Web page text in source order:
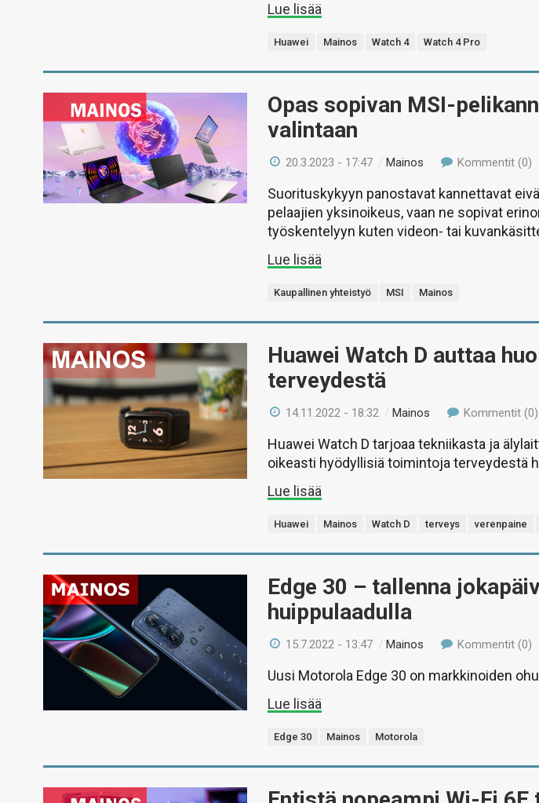
Lue lisää
Huawei Mainos Watch 4 Watch 4 Pro
Opas sopivan MSI-
valintaan
20.3.2023 - 17:47 /Mainos Kommentit (0)
Suorituskykyyn panostavat kannettavat
pelaajien yksinoikeus, vaan ne sopivat
työskentelyyn kuten videon- tai
Lue lisää
Kaupallinen yhteistyö MSI Mainos
Huawei Watch D auttaa
terveydestä
14.11.2022 - 18:32 /Mainos Kommentit (0)
Huawei Watch D tarjoaa tekniikasta ja
oikeasti hyödyllisiä toimintoja terveydestä
Lue lisää
Huawei Mainos Watch D terveys verenpaine
Edge 30 – tallenna
huippulaadulla
15.7.2022 - 13:47 /Mainos Kommentit (0)
Uusi Motorola Edge 30 on markkinoiden
Lue lisää
Edge 30 Mainos Motorola